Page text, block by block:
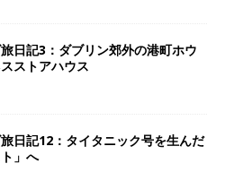
日記3：ダブリン郊外の港町ホウ
ストアハウス
日記12：タイタニック号を生んだ
」へ